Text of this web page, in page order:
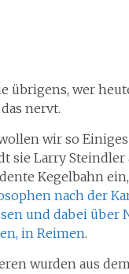
übrigens, wer
nervt.
wir so
sie Larry Steindler
Kegelbahn
nach der
und dabei über
in Reimen.
wurden aus